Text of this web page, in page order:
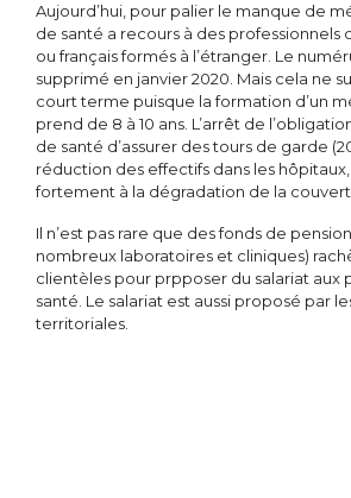
Aujourd’hui, pour palier le manque de
de santé a recours à des professionnels
ou français formés à l’étranger. Le
supprimé en janvier 2020. Mais cela ne
court terme puisque la formation d’un
prend de 8 à 10 ans. L’arrêt de
de santé d’assurer des tours de garde
réduction des effectifs dans les
fortement à la dégradation de la
Il n’est pas rare que des fonds de
nombreux laboratoires et cliniques)
clientèles pour prpposer du salariat aux
santé. Le salariat est aussi proposé par
territoriales.